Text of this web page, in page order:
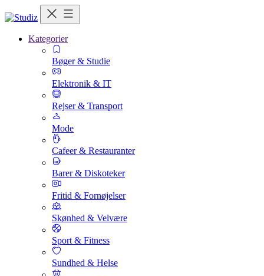
Kategorier
Bøger & Studie
Elektronik & IT
Rejser & Transport
Mode
Cafeer & Restauranter
Barer & Diskoteker
Fritid & Fornøjelser
Skønhed & Velvære
Sport & Fitness
Sundhed & Helse